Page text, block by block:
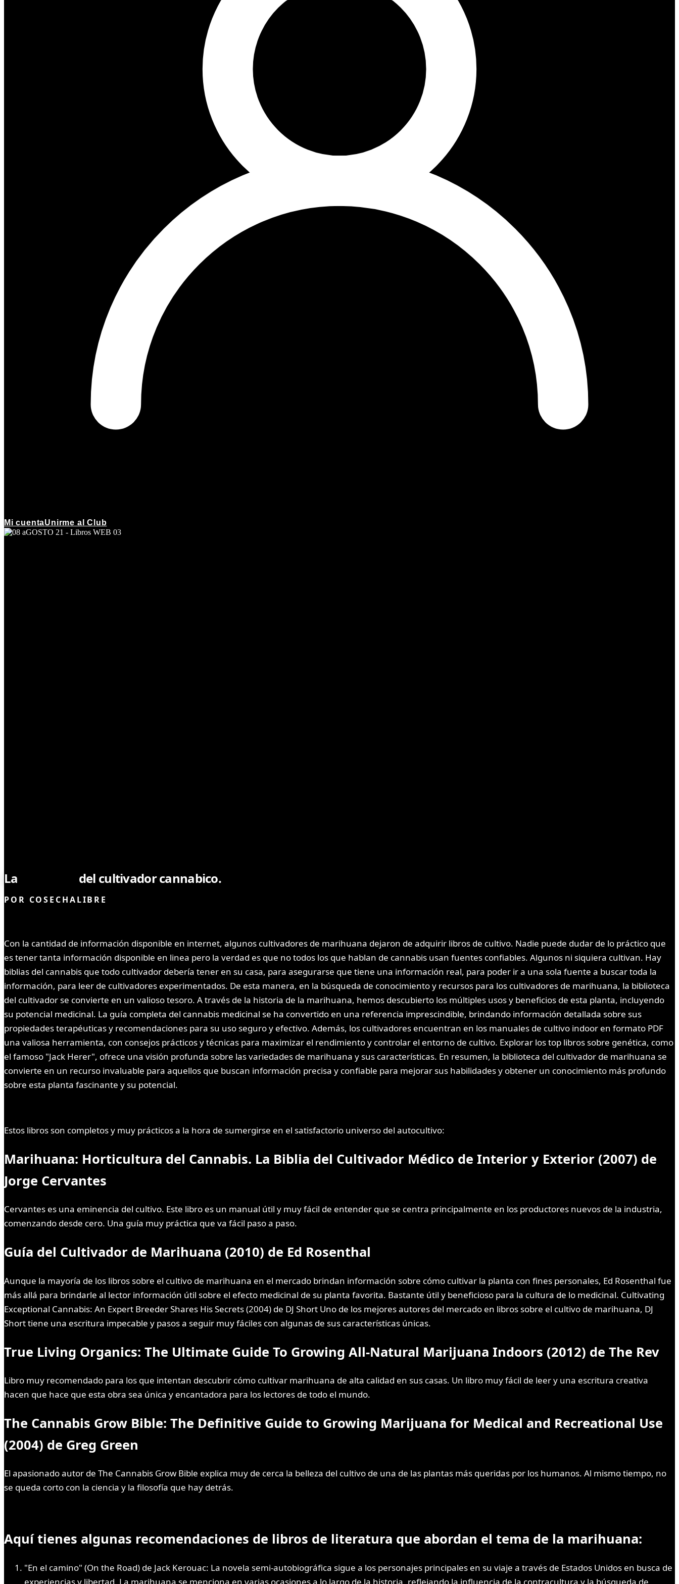
Mi cuentaUnirme al Club
La del cultivador cannabico.
POR COSECHALIBRE
Con la cantidad de información disponible en internet, algunos cultivadores de marihuana dejaron de adquirir libros de cultivo. Nadie puede dudar de lo práctico que
es tener tanta información disponible en linea pero la verdad es que no todos los que hablan de cannabis usan fuentes confiables. Algunos ni siquiera cultivan. Hay
biblias del cannabis que todo cultivador debería tener en su casa, para asegurarse que tiene una información real, para poder ir a una sola fuente a buscar toda la
información, para leer de cultivadores experimentados. De esta manera, en la búsqueda de conocimiento y recursos para los cultivadores de marihuana, la biblioteca
del cultivador se convierte en un valioso tesoro. A través de la historia de la marihuana, hemos descubierto los múltiples usos y beneficios de esta planta, incluyendo
su potencial medicinal. La guía completa del cannabis medicinal se ha convertido en una referencia imprescindible, brindando información detallada sobre sus
propiedades terapéuticas y recomendaciones para su uso seguro y efectivo. Además, los cultivadores encuentran en los manuales de cultivo indoor en formato PDF
una valiosa herramienta, con consejos prácticos y técnicas para maximizar el rendimiento y controlar el entorno de cultivo. Explorar los top libros sobre genética, como
el famoso "Jack Herer", ofrece una visión profunda sobre las variedades de marihuana y sus características. En resumen, la biblioteca del cultivador de marihuana se
convierte en un recurso invaluable para aquellos que buscan información precisa y confiable para mejorar sus habilidades y obtener un conocimiento más profundo
sobre esta planta fascinante y su potencial.
Estos libros son completos y muy prácticos a la hora de sumergirse en el satisfactorio universo del autocultivo:
Marihuana: Horticultura del Cannabis. La Biblia del Cultivador Médico de Interior y Exterior (2007) de
Jorge Cervantes
Cervantes es una eminencia del cultivo. Este libro es un manual útil y muy fácil de entender que se centra principalmente en los productores nuevos de la industria,
comenzando desde cero. Una guía muy práctica que va fácil paso a paso.
Guía del Cultivador de Marihuana (2010) de Ed Rosenthal
Aunque la mayoría de los libros sobre el cultivo de marihuana en el mercado brindan información sobre cómo cultivar la planta con fines personales, Ed Rosenthal fue
más allá para brindarle al lector información útil sobre el efecto medicinal de su planta favorita. Bastante útil y beneficioso para la cultura de lo medicinal. Cultivating
Exceptional Cannabis: An Expert Breeder Shares His Secrets (2004) de DJ Short Uno de los mejores autores del mercado en libros sobre el cultivo de marihuana, DJ
Short tiene una escritura impecable y pasos a seguir muy fáciles con algunas de sus características únicas.
True Living Organics: The Ultimate Guide To Growing All-Natural Marijuana Indoors (2012) de The Rev
Libro muy recomendado para los que intentan descubrir cómo cultivar marihuana de alta calidad en sus casas. Un libro muy fácil de leer y una escritura creativa
hacen que hace que esta obra sea única y encantadora para los lectores de todo el mundo.
The Cannabis Grow Bible: The Definitive Guide to Growing Marijuana for Medical and Recreational Use
(2004) de Greg Green
El apasionado autor de The Cannabis Grow Bible explica muy de cerca la belleza del cultivo de una de las plantas más queridas por los humanos. Al mismo tiempo, no
se queda corto con la ciencia y la filosofía que hay detrás.
Aquí tienes algunas recomendaciones de libros de literatura que abordan el tema de la marihuana:
"En el camino" (On the Road) de Jack Kerouac: La novela semi-autobiográfica sigue a los personajes principales en su viaje a través de Estados Unidos en busca de
experiencias y libertad. La marihuana se menciona en varias ocasiones a lo largo de la historia, reflejando la influencia de la contracultura y la búsqueda de